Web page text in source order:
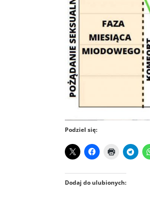
Podziel się:
Dodaj do ulubionych: